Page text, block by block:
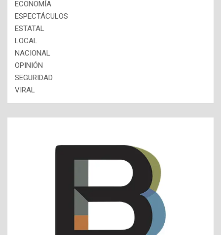
ECONOMÍA
ESPECTÁCULOS
ESTATAL
LOCAL
NACIONAL
OPINIÓN
SEGURIDAD
VIRAL